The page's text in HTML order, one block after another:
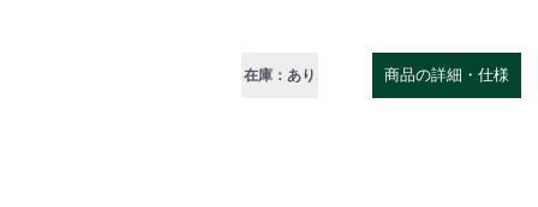
在庫：あり 商品の詳細・仕様